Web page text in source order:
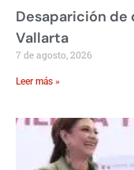
Desaparición de
Vallarta
7 de agosto, 2026
Leer más »